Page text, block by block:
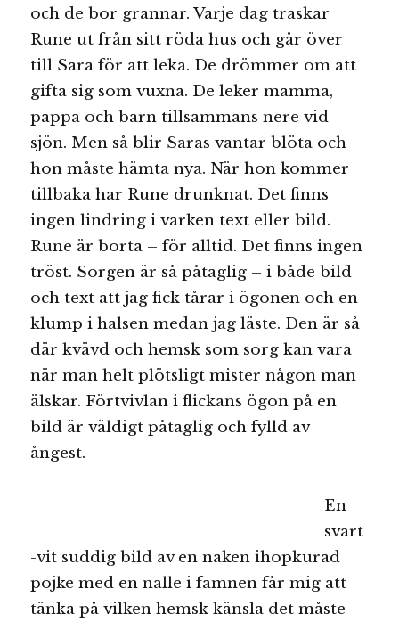
och de bor grannar. Varje dag traskar
Rune ut från sitt röda hus och går över
till Sara för att leka. De drömmer om att
gifta sig som vuxna. De leker mamma,
pappa och barn tillsammans nere vid
sjön. Men så blir Saras vantar blöta och
hon måste hämta nya. När hon kommer
tillbaka har Rune drunknat. Det finns
ingen lindring i varken text eller bild.
Rune är borta – för alltid. Det finns ingen
tröst. Sorgen är så påtaglig – i både bild
och text att jag fick tårar i ögonen och en
klump i halsen medan jag läste. Den är så
där kvävd och hemsk som sorg kan vara
när man helt plötsligt mister någon man
älskar. Förtvivlan i flickans ögon på en
bild är väldigt påtaglig och fylld av
ångest.
En
svart
-vit suddig bild av en naken ihopkurad
pojke med en nalle i famnen får mig att
tänka på vilken hemsk känsla det måste